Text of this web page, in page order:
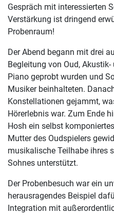
Gespräch mit interessierten
Verstärkung ist dringend
Probenraum!
Der Abend begann mit drei
Begleitung von Oud, Akustik-
Piano geprobt wurden und
Musiker beinhalteten.
Konstellationen gejammt,
Hörerlebnis war. Zum Ende
Hosh ein selbst
Mutter des Oudspielers
musikalische Teilhabe ihres
Sohnes unterstützt.
Der Probenbesuch war ein
herausragendes Beispiel
Integration mit